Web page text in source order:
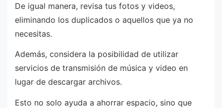
De igual manera, revisa tus fotos y videos,
eliminando los duplicados o aquellos que ya no
necesitas.
Además, considera la posibilidad de utilizar
servicios de transmisión de música y video en
lugar de descargar archivos.
Esto no solo ayuda a ahorrar espacio, sino que